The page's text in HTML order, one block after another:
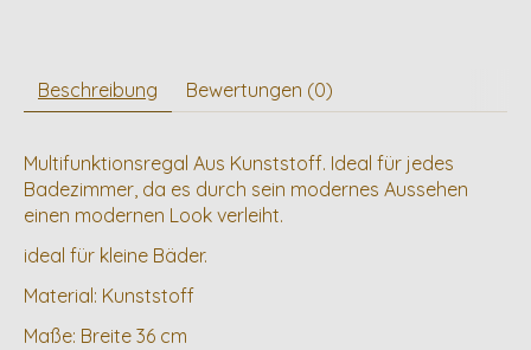
Beschreibung Bewertungen (0)
Multifunktionsregal Aus Kunststoff. Ideal für jedes
Badezimmer, da es durch sein modernes Aussehen
einen modernen Look verleiht.
ideal für kleine Bäder.
Material: Kunststoff
Maße: Breite 36 cm